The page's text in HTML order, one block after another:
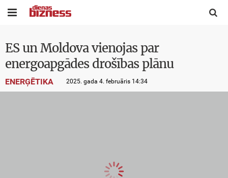
 
ES un Moldova vienojas par
energoapgādes drošības plānu
ENERĢĒTIKA 2025. gada 4. februāris 14:34